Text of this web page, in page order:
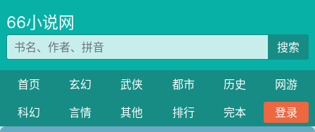
66小说网
搜索
首页 玄幻 武侠 都市 历史
网游
科幻
言情 其他 排行 完本 登录